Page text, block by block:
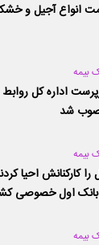
انواع آجیل و
بیمه
اداره کل
شد
بیمه
را کارکنانش احیا
بانک اول خصوصی
بیمه